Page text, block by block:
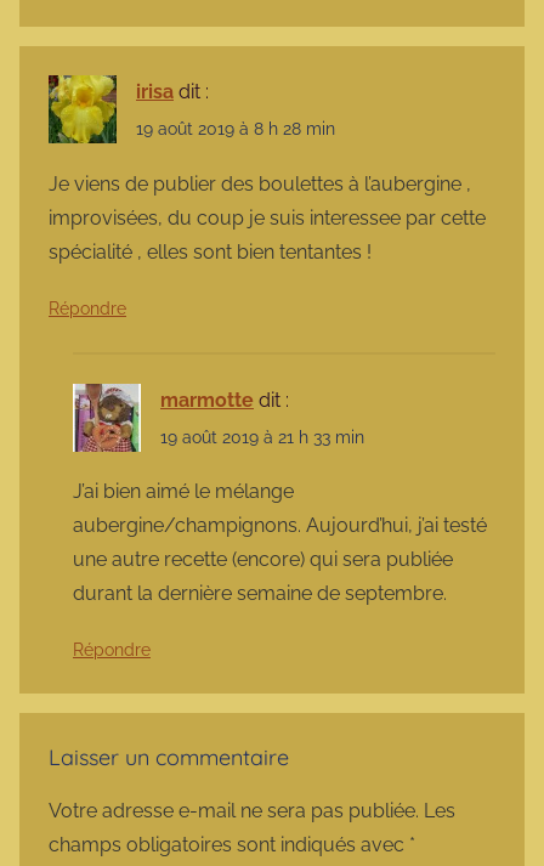
irisa dit :
19 août 2019 à 8 h 28 min
Je viens de publier des boulettes à l’aubergine ,
improvisées, du coup je suis interessee par cette
spécialité , elles sont bien tentantes !
Répondre
marmotte dit :
19 août 2019 à 21 h 33 min
J’ai bien aimé le mélange
aubergine/champignons. Aujourd’hui, j’ai testé
une autre recette (encore) qui sera publiée
durant la dernière semaine de septembre.
Répondre
Laisser un commentaire
Votre adresse e-mail ne sera pas publiée. Les
champs obligatoires sont indiqués avec *